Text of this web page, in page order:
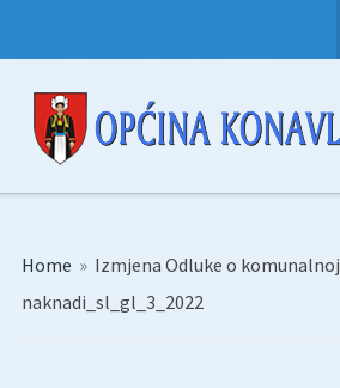
Home » Izmjena Odluke o komunalnoj
naknadi_sl_gl_3_2022